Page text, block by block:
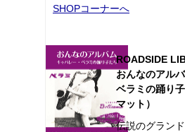
SHOPコーナーへ
ROADSIDE
おんなのアル
ベラミの踊り
マット）
伝説のグラン